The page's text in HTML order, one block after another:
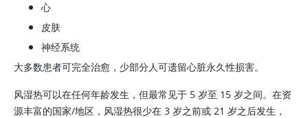
心
皮肤
神经系统
大多数患者可完全治愈，少部分人可遗留心脏永久性损害。
风湿热可以在任何年龄发生，但最常见于 5 岁至 15 岁之间。在资
源丰富的国家/地区，风湿热很少在 3 岁之前或 21 岁之后发生，